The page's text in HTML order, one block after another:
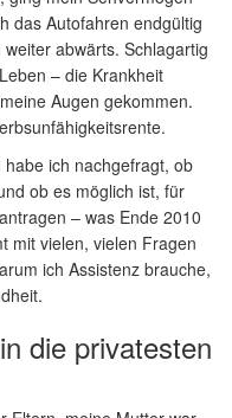
das Autofahren endgültig
abwärts. Schlagartig
– die Krankheit
Augen gekommen.
ich nachgefragt, ob
ob es möglich ist, für
– was Ende 2010
mit vielen, vielen Fragen
ich Assistenz brauche,
die privatesten